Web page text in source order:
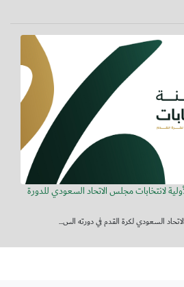
لانتخابات مجلس الاتحاد السعودي للدورة
السعودي لكرة القدم في دورته الس...